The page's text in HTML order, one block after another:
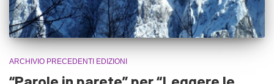
ARCHIVIO PRECEDENTI EDIZIONI